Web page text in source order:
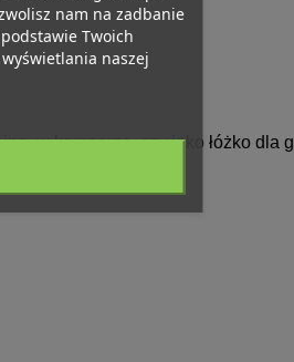
w kamperze, czy jako łóżko dla
nam na zadbanie
Twoich
naszej